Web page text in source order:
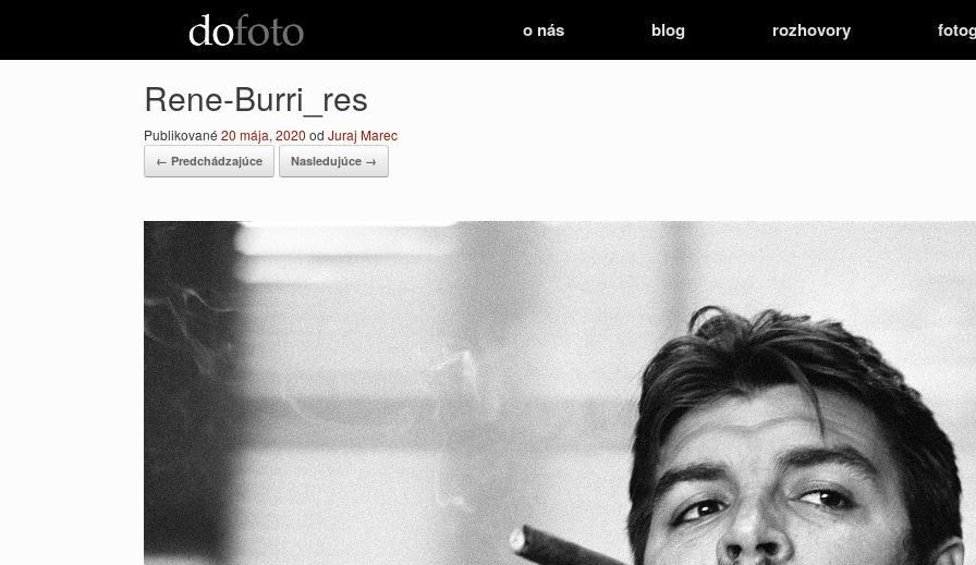
o nás blog rozhovory
Rene-Burri_res
Publikované 20 mája, 2020 od Juraj Marec
← Predchádzajúce Nasledujúce →